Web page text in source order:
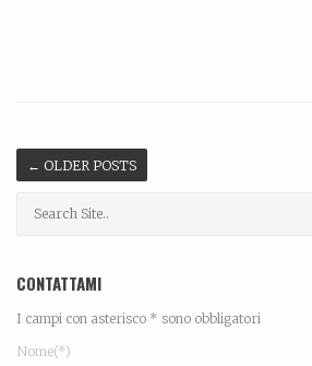
← OLDER POSTS
CONTATTAMI
I campi con asterisco * sono obbligatori
Nome(*)